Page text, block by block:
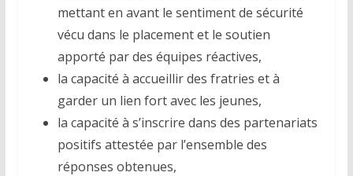
mettant en avant le sentiment de sécurité
vécu dans le placement et le soutien
apporté par des équipes réactives,
la capacité à accueillir des fratries et à
garder un lien fort avec les jeunes,
la capacité à s’inscrire dans des partenariats
positifs attestée par l’ensemble des
réponses obtenues,